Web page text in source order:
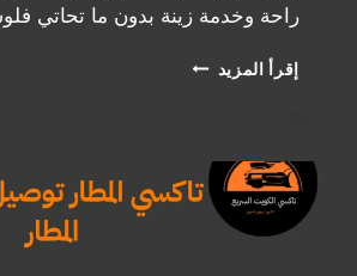
راحة وخدمة زينة بدون ما تحاتي
إقرأ المزيد تاكسي
توصيلة
زينة
وما